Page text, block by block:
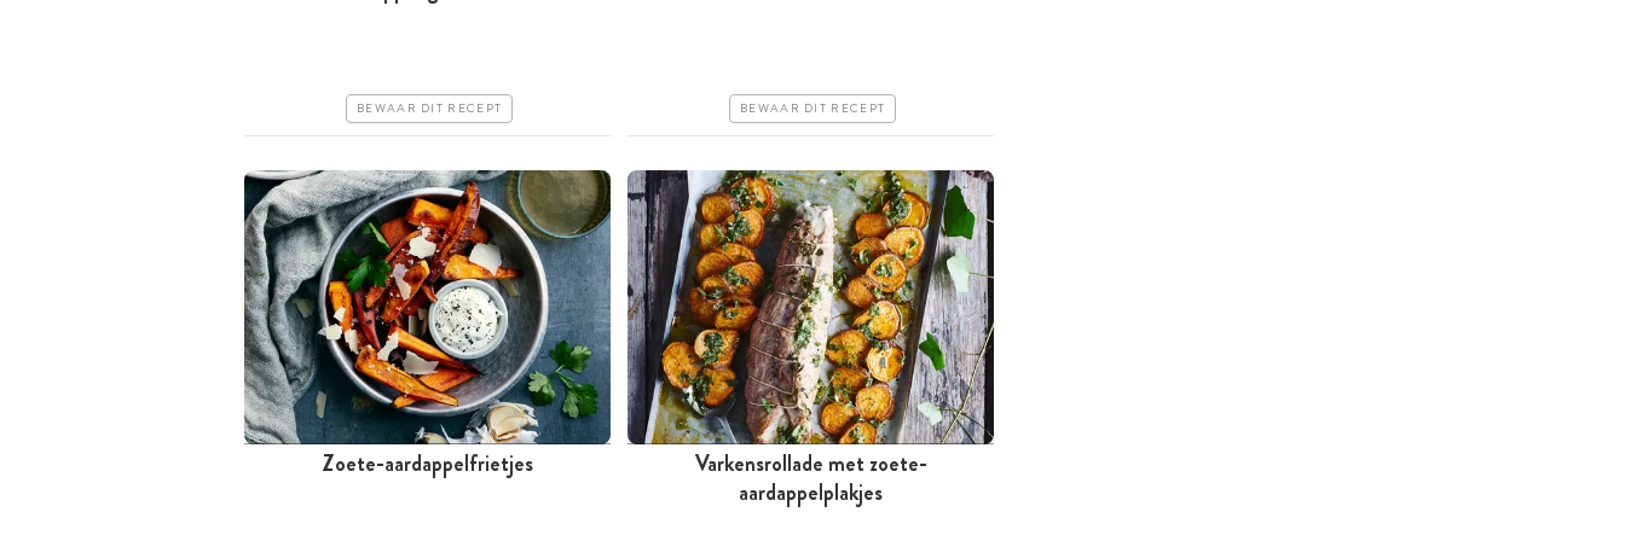
BEWAAR DIT RECEPT BEWAAR DIT RECEPT
Zoete-aardappelfrietjes
Tussen 30 minuten en 1 uur
Varkensrollade met zoete-
aardappelplakjes